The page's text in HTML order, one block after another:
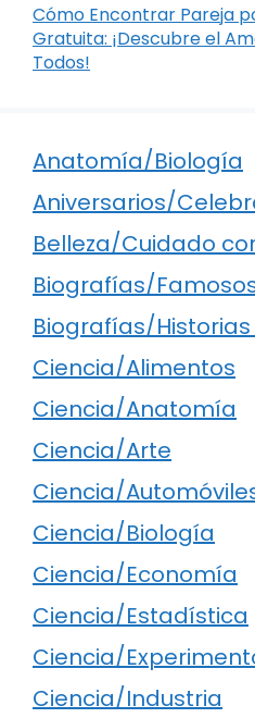
Cómo Encontrar Pareja
Gratuita: ¡Descubre el
Todos!
Anatomía/Biología
Aniversarios/
Belleza/Cuidado
Biografías/
Biografías/
Ciencia/Alimentos
Ciencia/Anatomía
Ciencia/Arte
Ciencia/
Ciencia/Biología
Ciencia/Economía
Ciencia/Estadística
Ciencia/
Ciencia/Industria